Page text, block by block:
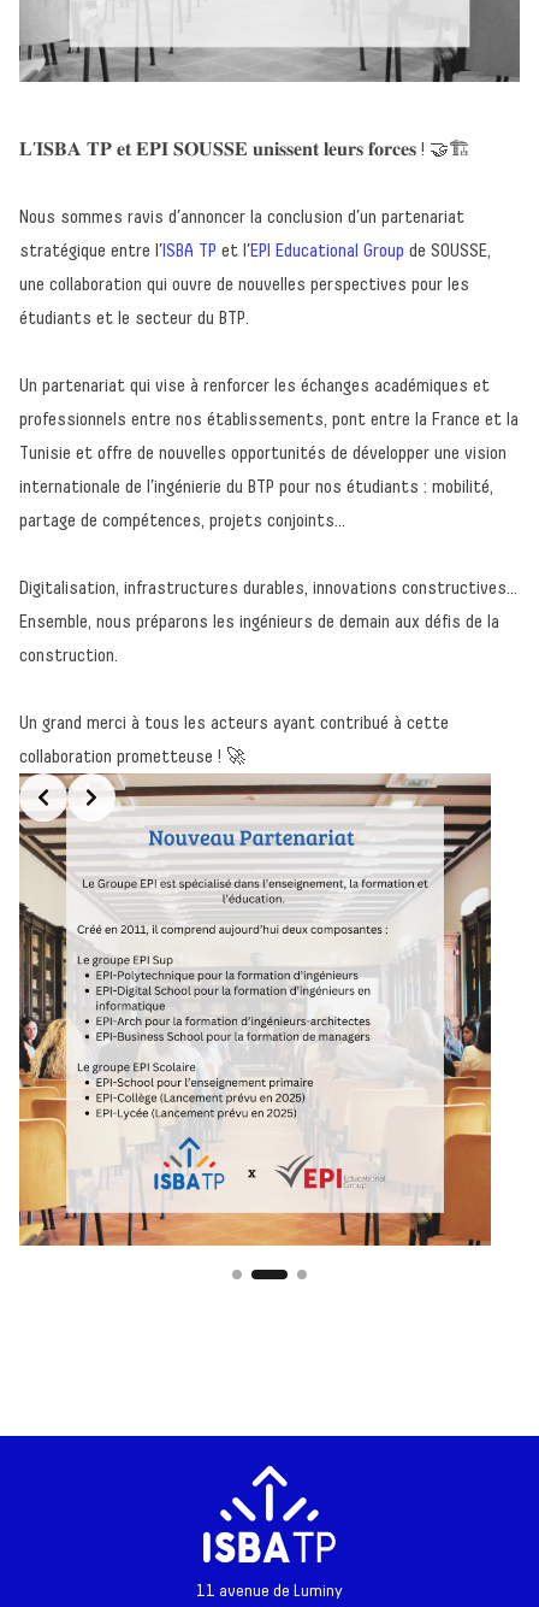
Retour à l'accueil
Actualités
Formations
L’école
Inscriptions - Admissions
Entreprises
Vie étudiante
Une question ?
𝐋’𝐈𝐒𝐁𝐀 𝐓𝐏 𝐞𝐭 𝐄𝐏𝐈 𝐒𝐎𝐔𝐒𝐒𝐄 𝐮𝐧𝐢𝐬𝐬𝐞𝐧𝐭 𝐥𝐞𝐮𝐫𝐬 𝐟𝐨𝐫𝐜𝐞𝐬 ! 🤝🏗️
Nous sommes ravis d’annoncer la conclusion d’un partenariat
stratégique entre l’ISBA TP et l’EPI Educational Group de SOUSSE,
une collaboration qui ouvre de nouvelles perspectives pour les
étudiants et le secteur du BTP.
Un partenariat qui vise à renforcer les échanges académiques et
professionnels entre nos établissements, pont entre la France et la
Tunisie et offre de nouvelles opportunités de développer une vision
internationale de l’ingénierie du BTP pour nos étudiants : mobilité,
partage de compétences, projets conjoints…
Digitalisation, infrastructures durables, innovations constructives…
Ensemble, nous préparons les ingénieurs de demain aux défis de la
construction.
Un grand merci à tous les acteurs ayant contribué à cette
collaboration prometteuse ! 🚀
Slide 2 of 3
11 avenue de Luminy